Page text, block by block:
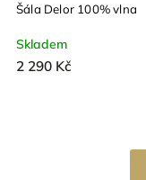
Šála Delor 100% vlna
Skladem
2 290 Kč